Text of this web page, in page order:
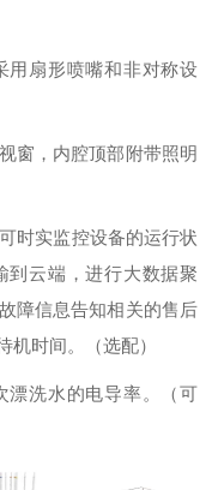
用扇形喷嘴和非对称设
窗，内腔顶部附带照明
时实监控设备的运行状
到云端，进行大数据聚
障信息告知相关的售后
机时间。（选配）
漂洗水的电导率。（可